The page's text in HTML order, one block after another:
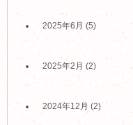
2025年6月 (5)
2025年2月 (2)
2024年12月 (2)